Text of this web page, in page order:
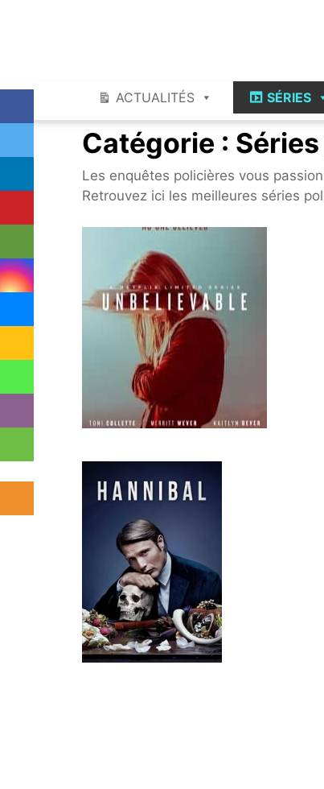
ACTUALITÉS SÉRIES
Catégorie :
Les enquêtes policières vous
Retrouvez ici les meilleures séries